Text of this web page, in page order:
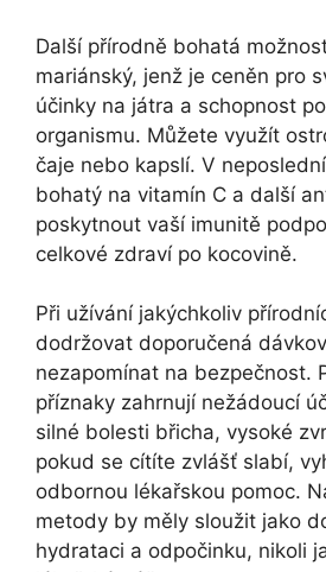
Další přírodně bohatá
mariánský, jenž je ceněn pro
účinky na játra a schopnost
organismu. Můžete využít
čaje nebo kapslí. V
bohatý na vitamín C a další
poskytnout vaší imunitě
celkové zdraví po kocovině.
Při užívání jakýchkoliv
dodržovat doporučená
nezapomínat na bezpečnost.
příznaky zahrnují nežádoucí
silné bolesti břicha, vysoké
pokud se cítíte zvlášť slabí,
odbornou lékařskou pomoc.
metody by měly sloužit jako
hydrataci a odpočinku, nikoli